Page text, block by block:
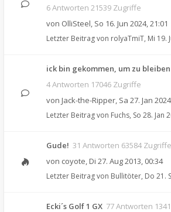
6 Antworten 21539 Zugriffe
von OlliSteel, So 16. Jun 2024, 21:01
Letzter Beitrag von rolyaTmiT, Mi 19.
ick bin gekommen, um zu bleiben
4 Antworten 17046 Zugriffe
von Jack-the-Ripper, Sa 27. Jan
Letzter Beitrag von Fuchs, So 28. Jan
Gude! 31 Antworten 63584 Zugriffe
von coyote, Di 27. Aug 2013, 00:34
Letzter Beitrag von Bullitöter, Do 21.
Ecki´s Golf 1 GX 77 Antworten